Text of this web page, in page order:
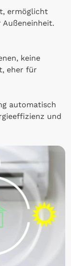
ermöglicht
keine
eher für
automatisch
und